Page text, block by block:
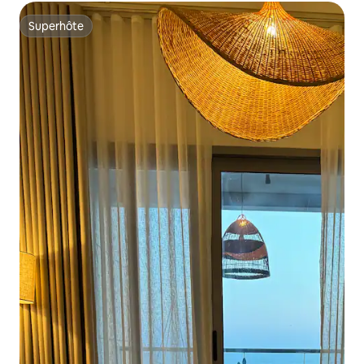
Superhôte
Superhôte